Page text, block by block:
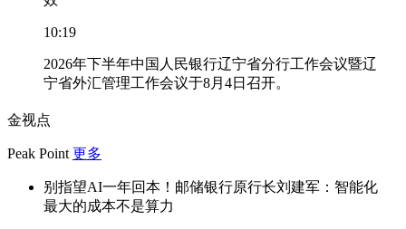
10:19
2026年下半年中国人民银行辽宁省分行工作会议暨辽
宁省外汇管理工作会议于8月4日召开。
金视点
Peak Point 更多
别指望AI一年回本！邮储银行原行长刘建军：智能化
最大的成本不是算力